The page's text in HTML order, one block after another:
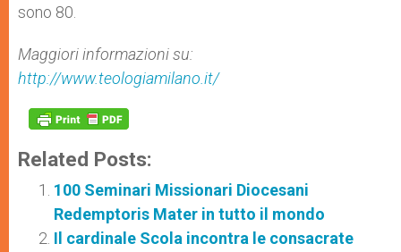
sono 80.
Maggiori informazioni su:
http://www.teologiamilano.it/
Related Posts:
100 Seminari Missionari Diocesani
Redemptoris Mater in tutto il mondo
Il cardinale Scola incontra le consacrate